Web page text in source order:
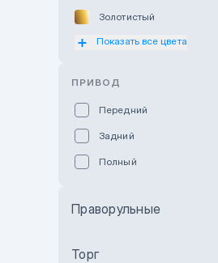
Золотистый
Оранжевый
Показать все цвета
ПРИВОД
Передний
Задний
Полный
Праворульные
Торг